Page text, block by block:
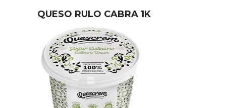
QUESO RULO CABRA 1K